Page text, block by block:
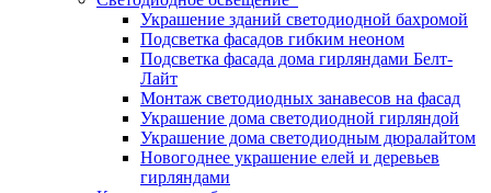
Украшение зданий светодиодной бахромой
Подсветка фасадов гибким неоном
Подсветка фасада дома гирляндами Белт-
Лайт
Монтаж светодиодных занавесов на фасад
Украшение дома светодиодной гирляндой
Украшение дома светодиодным дюралайтом
Новогоднее украшение елей и деревьев
гирляндами